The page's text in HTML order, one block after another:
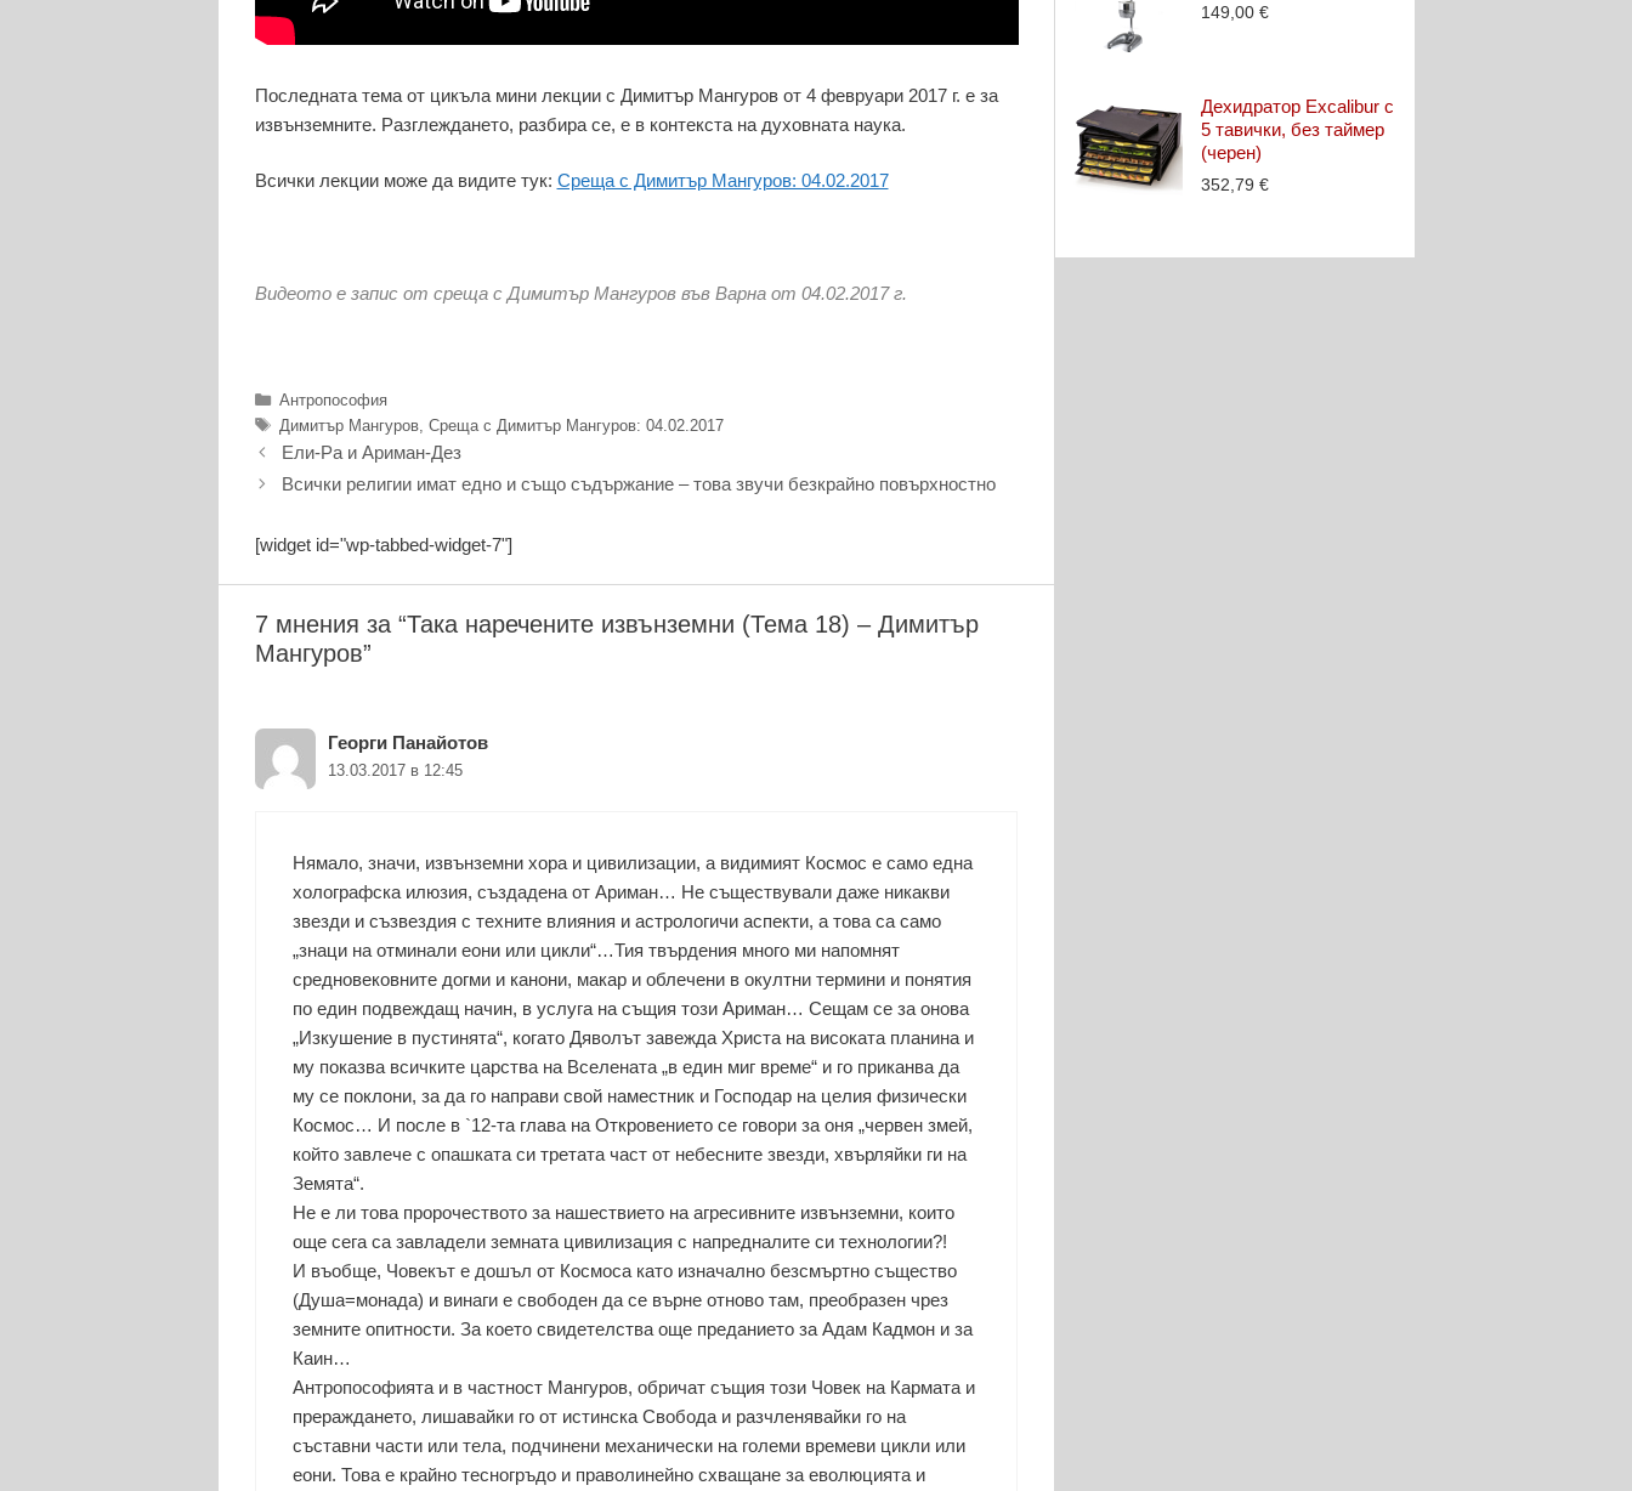
Последната тема от цикъла мини лекции с Димитър Мангуров от 4 февруари 2017 г. е за
извънземните. Разглеждането, разбира се, е в контекста на духовната наука.
Всички лекции може да видите тук: Среща с Димитър Мангуров: 04.02.2017
Видеото е запис от среща с Димитър Мангуров във Варна от 04.02.2017 г.
Категории
Антропософия
Етикети
Димитър Мангуров,Среща с Димитър Мангуров: 04.02.2017
Ели-Pa и Ариман-Дез
Всички религии имат едно и също съдържание – това звучи безкрайно повърхностно
[widget id="wp-tabbed-widget-7"]
7 мнения за “Така наречените извънземни (Тема 18) – Димитър
Мангуров”
Георги Панайотов
13.03.2017 в 12:45
Нямало, значи, извънземни хора и цивилизации, а видимият Космос е само една
холографска илюзия, създадена от Ариман… Не съществували даже никакви
звезди и съзвездия с техните влияния и астрологичи аспекти, а това са само
„знаци на отминали еони или цикли“…Тия твърдения много ми напомнят
средновековните догми и канони, макар и облечени в окултни термини и понятия
по един подвеждащ начин, в услуга на същия този Ариман… Сещам се за онова
„Изкушение в пустинята“, когато Дяволът завежда Христа на високата планина и
му показва всичките царства на Вселената „в един миг време“ и го приканва да
му се поклони, за да го направи свой наместник и Господар на целия физически
Космос… И после в `12-та глава на Откровението се говори за оня „червен змей,
който завлече с опашката си третата част от небесните звезди, хвърляйки ги на
Земята“.
Не е ли това пророчеството за нашествието на агресивните извънземни, които
още сега са завладели земната цивилизация с напредналите си технологии?!
И въобще, Човекът е дошъл от Космоса като изначално безсмъртно същество
(Душа=монада) и винаги е свободен да се върне отново там, преобразен чрез
земните опитности. За което свидетелства още преданието за Адам Кадмон и за
Каин…
Антропософията и в частност Мангуров, обричат същия този Човек на Кармата и
прераждането, лишавайки го от истинска Свобода и разчленявайки го на
съставни части или тела, подчинени механически на големи времеви цикли или
еони. Това е крайно тесногръдо и праволинейно схващане за еволюцията и
149,00 €
Дехидратор Excalibur с
5 тавички, без таймер
(черен)
352,79 €